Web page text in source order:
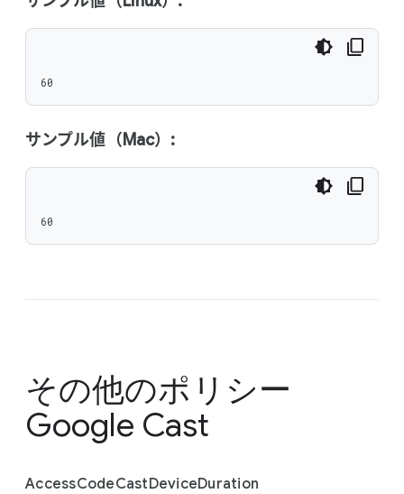
60
サンプル値（Mac）:
60
その他のポリシー
Google Cast
AccessCodeCastDeviceDuration